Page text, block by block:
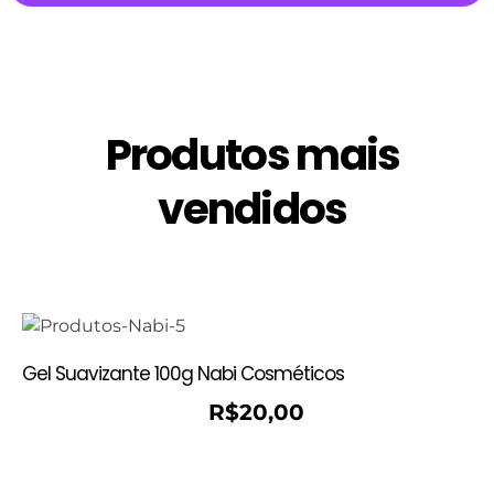
Produtos mais
vendidos
Gel Suavizante 100g Nabi Cosméticos
R$20,00